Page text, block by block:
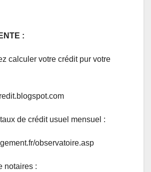
:
calculer votre crédit pur votre
de crédit usuel mensuel :
observatoire.asp
notaires :